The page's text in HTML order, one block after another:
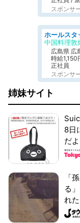
スポンサ
中国料理敦
広島県 広
時給1,150
正社員
スポンサ
姉妹サイト
8日
だよ
「
る
れ